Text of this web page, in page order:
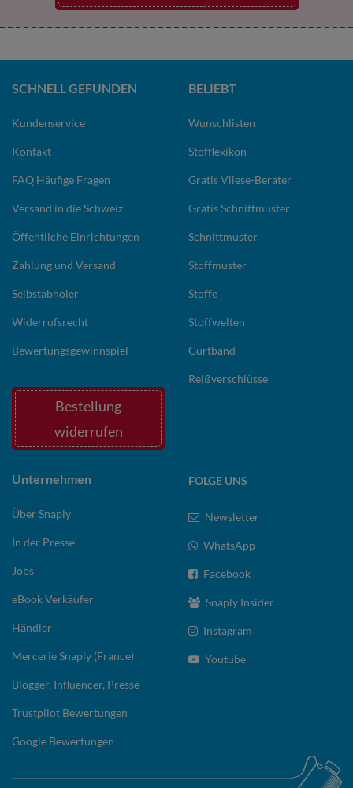
SCHNELL GEFUNDEN
Kundenservice
Kontakt
FAQ Häufige Fragen
Versand in die Schweiz
Öffentliche Einrichtungen
Zahlung und Versand
Selbstabholer
Widerrufsrecht
Bewertungsgewinnspiel
Bestellung
widerrufen
BELIEBT
Wunschlisten
Stofflexikon
Gratis Vliese-Berater
Gratis Schnittmuster
Schnittmuster
Stoffmuster
Stoffe
Stoffwelten
Gurtband
Reißverschlüsse
Unternehmen
Über Snaply
In der Presse
Jobs
eBook Verkäufer
Händler
Mercerie Snaply (France)
Blogger, Influencer, Presse
Trustpilot Bewertungen
Google Bewertungen
FOLGE UNS
Newsletter
WhatsApp
Facebook
Snaply Insider
Instagram
Youtube